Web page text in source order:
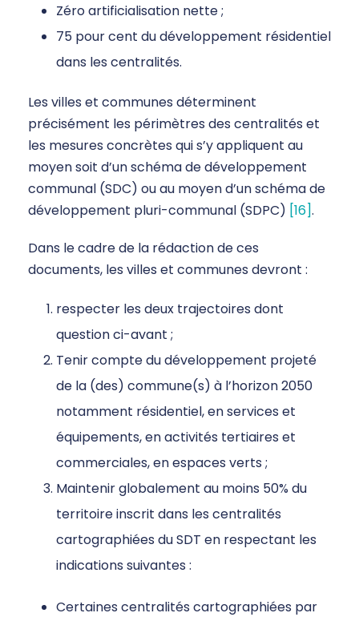
Zéro artificialisation nette ;
75 pour cent du développement résidentiel
dans les centralités.
Les villes et communes déterminent
précisément les périmètres des centralités et
les mesures concrètes qui s’y appliquent au
moyen soit d’un schéma de développement
communal (SDC) ou au moyen d’un schéma de
développement pluri-communal (SDPC) [16].
Dans le cadre de la rédaction de ces
documents, les villes et communes devront :
respecter les deux trajectoires dont
question ci-avant ;
Tenir compte du développement projeté
de la (des) commune(s) à l’horizon 2050
notamment résidentiel, en services et
équipements, en activités tertiaires et
commerciales, en espaces verts ;
Maintenir globalement au moins 50% du
territoire inscrit dans les centralités
cartographiées du SDT en respectant les
indications suivantes :
Certaines centralités cartographiées par